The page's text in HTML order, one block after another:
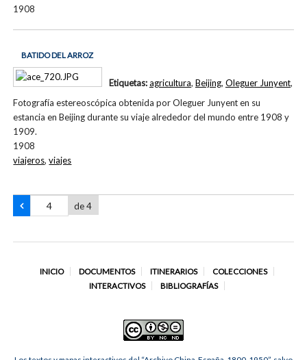
1908
BATIDO DEL ARROZ
Fotografía estereoscópica obtenida por Oleguer Junyent en su
estancia en Beijing durante su viaje alrededor del mundo entre 1908 y
1909.
1908
Etiquetas:agricultura, Beijing, Oleguer Junyent,
viajeros,viajes
de 4
INICIO DOCUMENTOS ITINERARIOS
COLECCIONES
INTERACTIVOS
BIBLIOGRAFÍAS